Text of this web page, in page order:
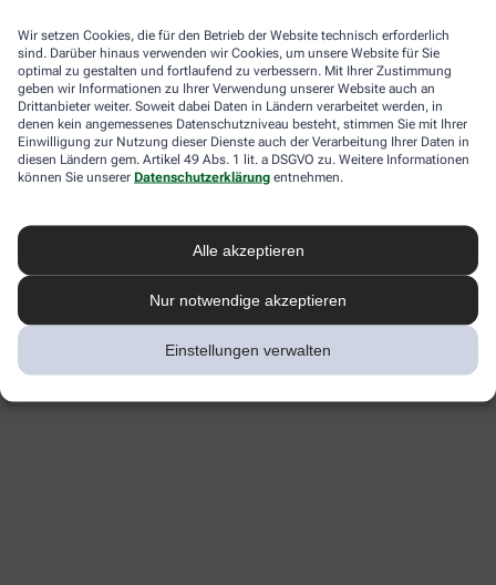
Wir setzen Cookies, die für den Betrieb der Website technisch erforderlich
sind. Darüber hinaus verwenden wir Cookies, um unsere Website für Sie
optimal zu gestalten und fortlaufend zu verbessern. Mit Ihrer Zustimmung
geben wir Informationen zu Ihrer Verwendung unserer Website auch an
Drittanbieter weiter. Soweit dabei Daten in Ländern verarbeitet werden, in
denen kein angemessenes Datenschutzniveau besteht, stimmen Sie mit Ihrer
Einwilligung zur Nutzung dieser Dienste auch der Verarbeitung Ihrer Daten in
diesen Ländern gem. Artikel 49 Abs. 1 lit. a DSGVO zu. Weitere Informationen
können Sie unserer Datenschutzerklärung entnehmen.
Alle akzeptieren
Nur notwendige akzeptieren
Einstellungen verwalten